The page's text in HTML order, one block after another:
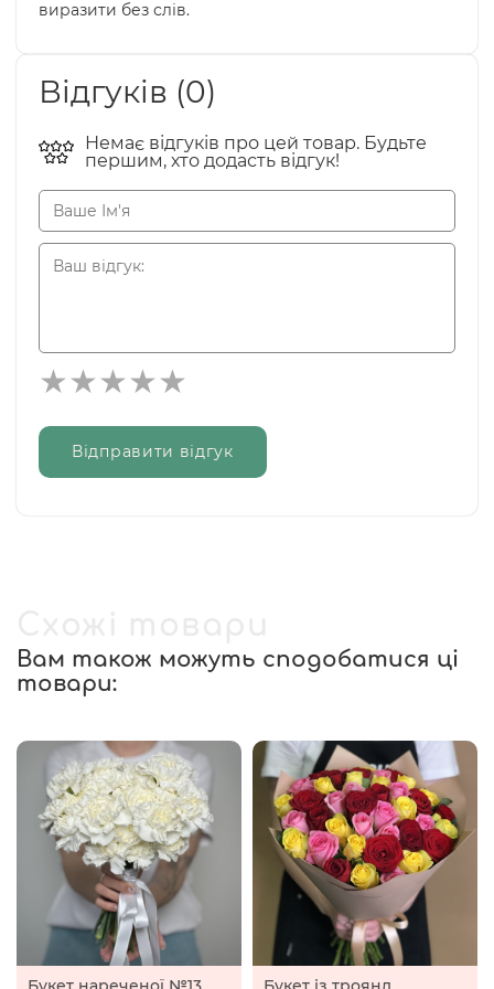
виразити без слів.
Відгуків (0)
Немає відгуків про цей товар. Будьте
першим, хто додасть відгук!
Відправити відгук
Вам також можуть сподобатися ці
товари: